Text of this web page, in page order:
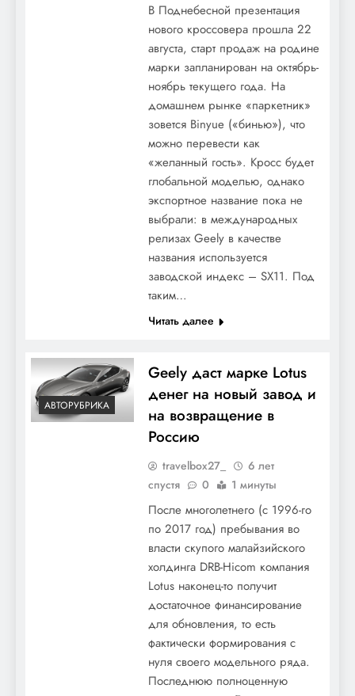
В Поднебесной презентация
нового кроссовера прошла 22
августа, старт продаж на родине
марки запланирован на октябрь-
ноябрь текущего года. На
домашнем рынке «паркетник»
зовется Binyue («бинью»), что
можно перевести как
«желанный гость». Кросс будет
глобальной моделью, однако
экспортное название пока не
выбрали: в международных
релизах Geely в качестве
названия используется
заводской индекс – SX11. Под
таким…
Читать далее
АВТОРУБРИКА
Geely даст марке Lotus
денег на новый завод и
на возвращение в
Россию
travelbox27_
6 лет
спустя
0 1 минуты
После многолетнего (с 1996-го
по 2017 год) пребывания во
власти скупого малайзийского
холдинга DRB-Hicom компания
Lotus наконец-то получит
достаточное финансирование
для обновления, то есть
фактически формирования с
нуля своего модельного ряда.
Последнюю полноценную